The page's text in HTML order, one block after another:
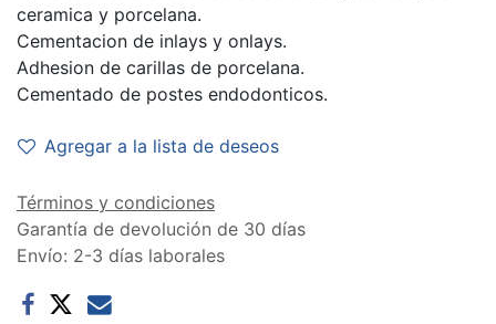
ceramica y porcelana.
Cementacion de inlays y onlays.
Adhesion de carillas de porcelana.
Cementado de postes endodonticos.
Agregar a la lista de deseos
Términos y condiciones
Garantía de devolución de 30 días
Envío: 2-3 días laborales